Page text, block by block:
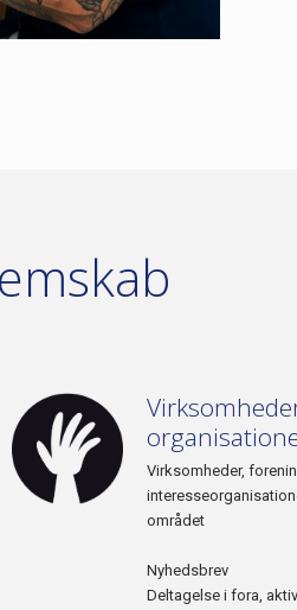
Virksomheder,
området
Nyhedsbrev
Deltagelse i fora,